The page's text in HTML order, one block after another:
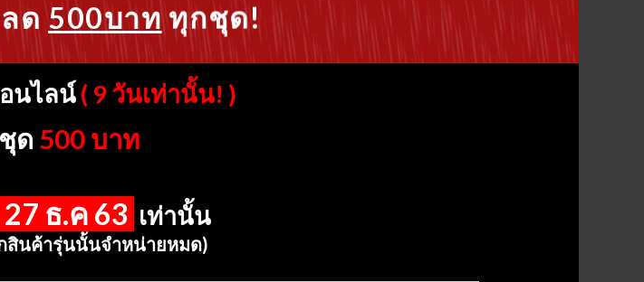
ลด500บาททุกชุด!
นไลน์( 9 วันเท่านั้น! )
ด 500 บาท
27 ธ.ค 63 เท่านั้น
สินค้ารุ่นนั้นจำหน่ายหมด)